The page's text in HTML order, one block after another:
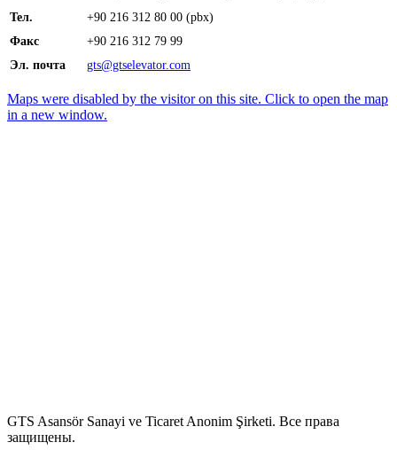
Тел.
+90 216 312 80 00 (pbx)
Факс
+90 216 312 79 99
Эл. почта
gts@gtselevator.com
Maps were disabled by the visitor on this site. Click to open the map
in a new window.
GTS Asansör Sanayi ve Ticaret Anonim Şirketi. Все права
защищены.